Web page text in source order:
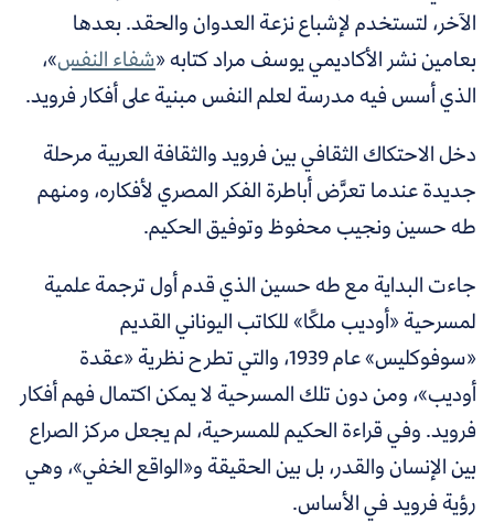
الآخر، لتستخدم لإشباع نزعة العدوان والحقد. بعدها
بعامين نشر الأكاديمي يوسف مراد كتابه «شفاء النفس»،
الذي أسس فيه مدرسة لعلم النفس مبنية على أفكار فرويد.
دخل الاحتكاك الثقافي بين فرويد والثقافة العربية مرحلة
جديدة عندما تعرَّض أباطرة الفكر المصري لأفكاره، ومنهم
طه حسين ونجيب محفوظ وتوفيق الحكيم.
جاءت البداية مع طه حسين الذي قدم أول ترجمة علمية
لمسرحية «أوديب ملكًا» للكاتب اليوناني القديم
«سوفوكليس» عام 1939، والتي تطرح نظرية «عقدة
أوديب»، ومن دون تلك المسرحية لا يمكن اكتمال فهم أفكار
فرويد. وفي قراءة الحكيم للمسرحية، لم يجعل مركز الصراع
بين الإنسان والقدر، بل بين الحقيقة و«الواقع الخفي»، وهي
رؤية فرويد في الأساس.